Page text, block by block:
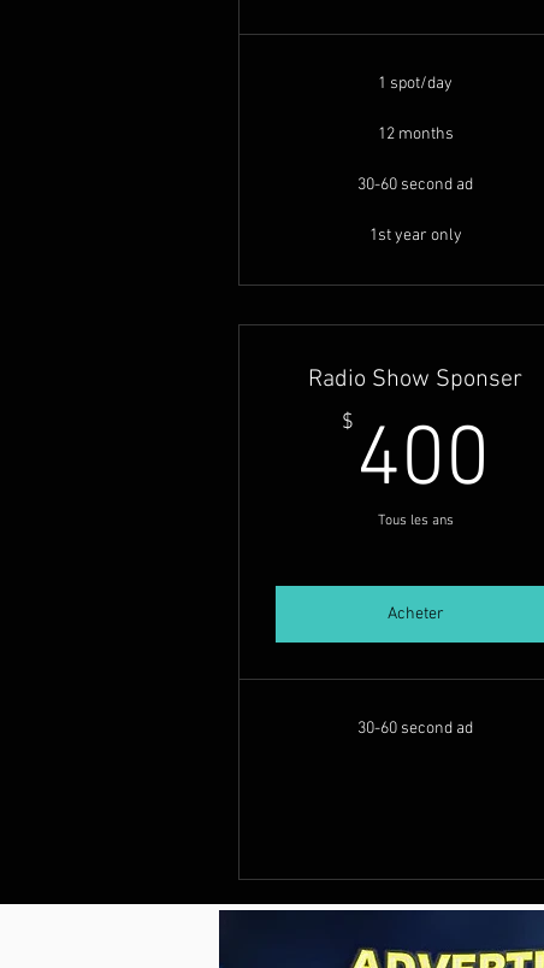
1 spot/day
12 months
30-60 second ad
1st year only
Radio Show Sponser
$ 400
Tous les ans
Acheter
30-60 second ad